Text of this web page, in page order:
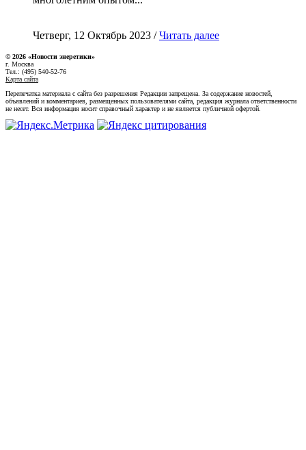
Четверг, 12 Октябрь 2023 /Читать далее
© 2026 «Новости энеретики»
г. Москва
Тел.: (495) 540-52-76
Карта сайта
Перепечатка материала с сайта без разрешения Редакции запрещена. За содержание новостей,
объявлений и комментариев, размещенных пользователями сайта, редакция журнала ответственности
не несет. Вся информация носит справочный характер и не является публичной офертой.